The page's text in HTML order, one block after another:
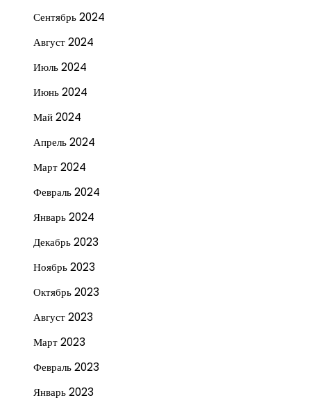
Сентябрь 2024
Август 2024
Июль 2024
Июнь 2024
Май 2024
Апрель 2024
Март 2024
Февраль 2024
Январь 2024
Декабрь 2023
Ноябрь 2023
Октябрь 2023
Август 2023
Март 2023
Февраль 2023
Январь 2023